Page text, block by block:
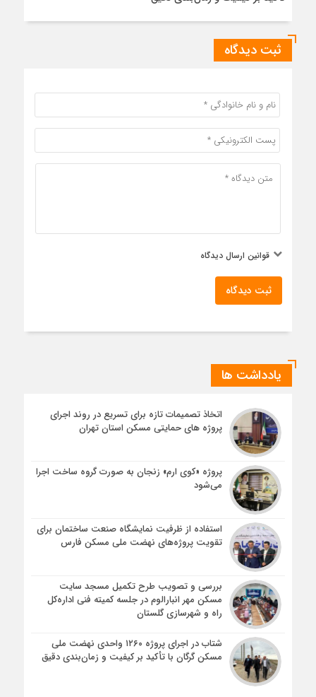
ثبت دیدگاه
قوانین ارسال دیدگاه
ثبت دیدگاه
یادداشت ها
اتخاذ تصمیمات تازه برای تسریع در روند اجرای
پروژه های حمایتی مسکن استان تهران
پروژه «کوی ارم» زنجان به صورت گروه ساخت اجرا
می‌شود
استفاده از ظرفیت نمایشگاه صنعت ساختمان برای
تقویت پروژه‌های نهضت ملی مسکن فارس
بررسی و تصویب طرح تکمیل مسجد سایت
مسکن مهر انبارالوم در جلسه کمیته فنی اداره‌کل
راه و شهرسازی گلستان
شتاب در اجرای پروژه ۱۲۶۰ واحدی نهضت ملی
مسکن گرگان با تأکید بر کیفیت و زمان‌بندی دقیق